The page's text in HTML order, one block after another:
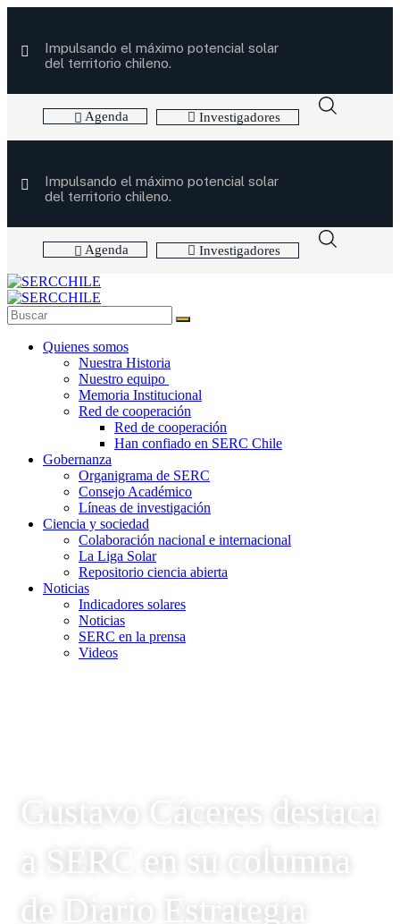
Impulsando el máximo potencial solar
del territorio chileno.
Agenda Investigadores
Impulsando el máximo potencial solar
del territorio chileno.
Agenda Investigadores
Quienes somos
Nuestra Historia
Nuestro equipo
Memoria Institucional
Red de cooperación
Red de cooperación
Han confiado en SERC Chile
Gobernanza
Organigrama de SERC
Consejo Académico
Líneas de investigación
Ciencia y sociedad
Colaboración nacional e internacional
La Liga Solar
Repositorio ciencia abierta
Noticias
Indicadores solares
Noticias
SERC en la prensa
Videos
Gustavo Cáceres destaca
a SERC en su columna
de Diario Estrategia